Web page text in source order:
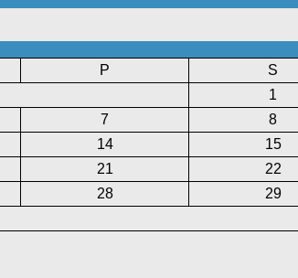
P S
1
7 8
14 15
21 22
28 29